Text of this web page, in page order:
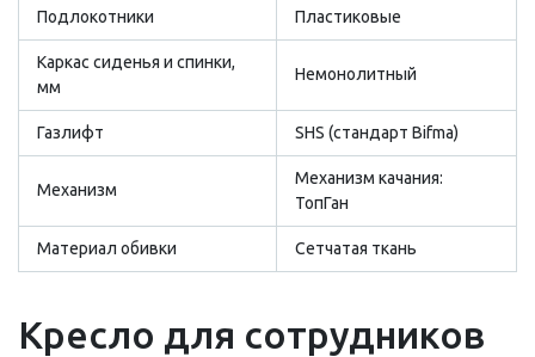
Подлокотники Пластиковые
Каркас сиденья и спинки,
мм
Немонолитный
Газлифт SHS (стандарт Bifma)
Механизм
Механизм качания:
ТопГан
Материал обивки Сетчатая ткань
Кресло для сотрудников